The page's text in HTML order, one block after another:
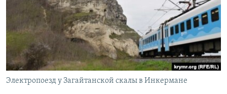
ПОБЕДИТЕЛЕЙ НЕ СУДЯТ?
КРЫМ.НЕПОКОРЕННЫЙ
ELIFBE
УКРАИНСКАЯ ПРОБЛЕМА КРЫМА
ПРИСОЕДИНЯЙТЕСЬ!
Все сайты RFE/RL
Электропоезд у Загайтанской скалы в Инкермане